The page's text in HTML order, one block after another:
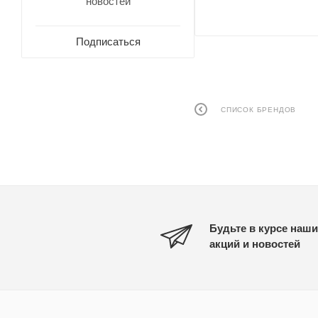
СПИСОК БРЕНДОВ
Подписаться
Будьте в курсе
акций и новостей